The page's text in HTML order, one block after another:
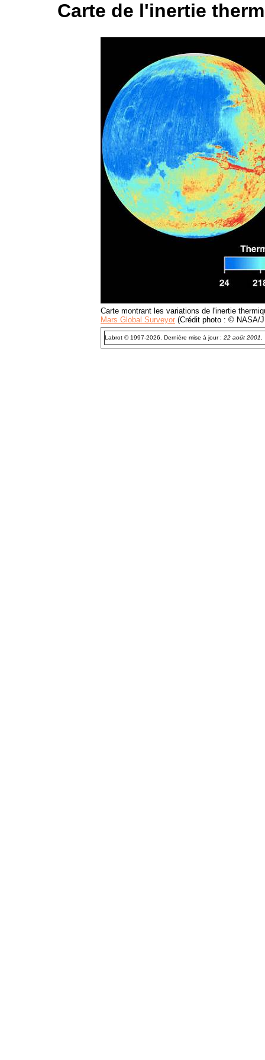
Carte de l'inertie
Carte montrant les variations de l'inertie
Mars Global Surveyor (Crédit photo : © NASA/
Labrot © 1997-2026. Dernière mise à jour : 22 août 2001.